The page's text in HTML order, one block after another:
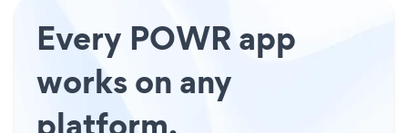
Every POWR app
works on any